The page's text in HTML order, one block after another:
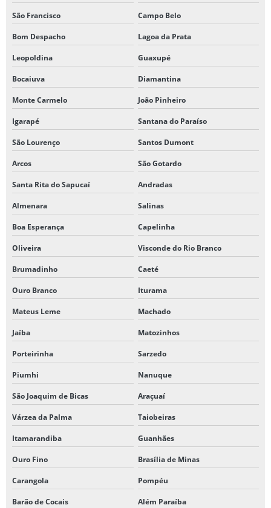
São Francisco Campo Belo
Bom Despacho Lagoa da Prata
Leopoldina Guaxupé
Bocaiuva Diamantina
Monte Carmelo João Pinheiro
Igarapé Santana do Paraíso
São Lourenço Santos Dumont
Arcos São Gotardo
Santa Rita do Sapucaí Andradas
Almenara Salinas
Boa Esperança Capelinha
Oliveira Visconde do Rio Branco
Brumadinho Caeté
Ouro Branco Iturama
Mateus Leme Machado
Jaíba Matozinhos
Porteirinha Sarzedo
Piumhi Nanuque
São Joaquim de Bicas Araçuaí
Várzea da Palma Taiobeiras
Itamarandiba Guanhães
Ouro Fino Brasília de Minas
Carangola Pompéu
Barão de Cocais Além Paraíba